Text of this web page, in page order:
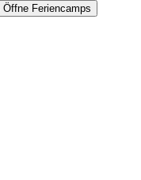
Öffne Feriencamps